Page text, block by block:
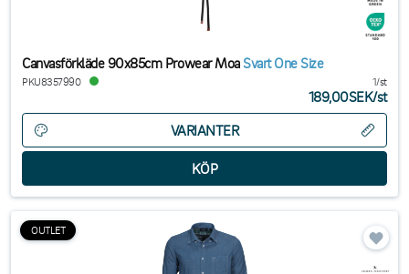
Canvasförkläde 90x85cm Prowear MoaSvart One Size
PKU8357990 1/st
189,00SEK/st
VARIANTER
OUTLET